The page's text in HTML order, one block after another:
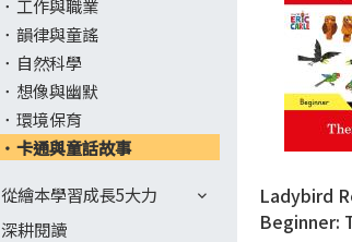
工作與職業
韻律與童謠
自然科學
想像與幽默
環境保育
卡通與童話故事
從繪本學習成長5大力
深耕閱讀
Ladybird
Beginner: